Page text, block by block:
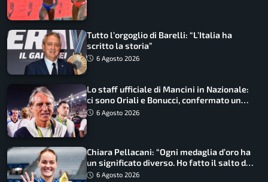
Tutto l’orgoglio di Barelli: “L’Italia ha
scritto la storia”
6 Agosto 2026
Lo staff ufficiale di Mancini in Nazionale:
ci sono Oriali e Bonucci, confermato un
ritorno
6 Agosto 2026
Chiara Pellacani: “Ogni medaglia d’oro ha
un significato diverso. Ho fatto il salto di
qualità”
6 Agosto 2026